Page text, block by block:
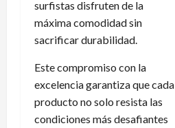
surfistas disfruten de la
máxima comodidad sin
sacrificar durabilidad.
Este compromiso con la
excelencia garantiza que cada
producto no solo resista las
condiciones más desafiantes